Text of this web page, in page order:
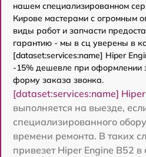
нашем специализированном
Кирове мастерами с огромным
виды работ и запчасти
гарантию - мы в сц уверены в
[dataset:services:name] Hiper
-15% дешевле при оформлении
форму заказа звонка.
[dataset:services:name]
выполняется на выезде,
специализированного
времени ремонта. В таких
привезет Hiper Engine B52